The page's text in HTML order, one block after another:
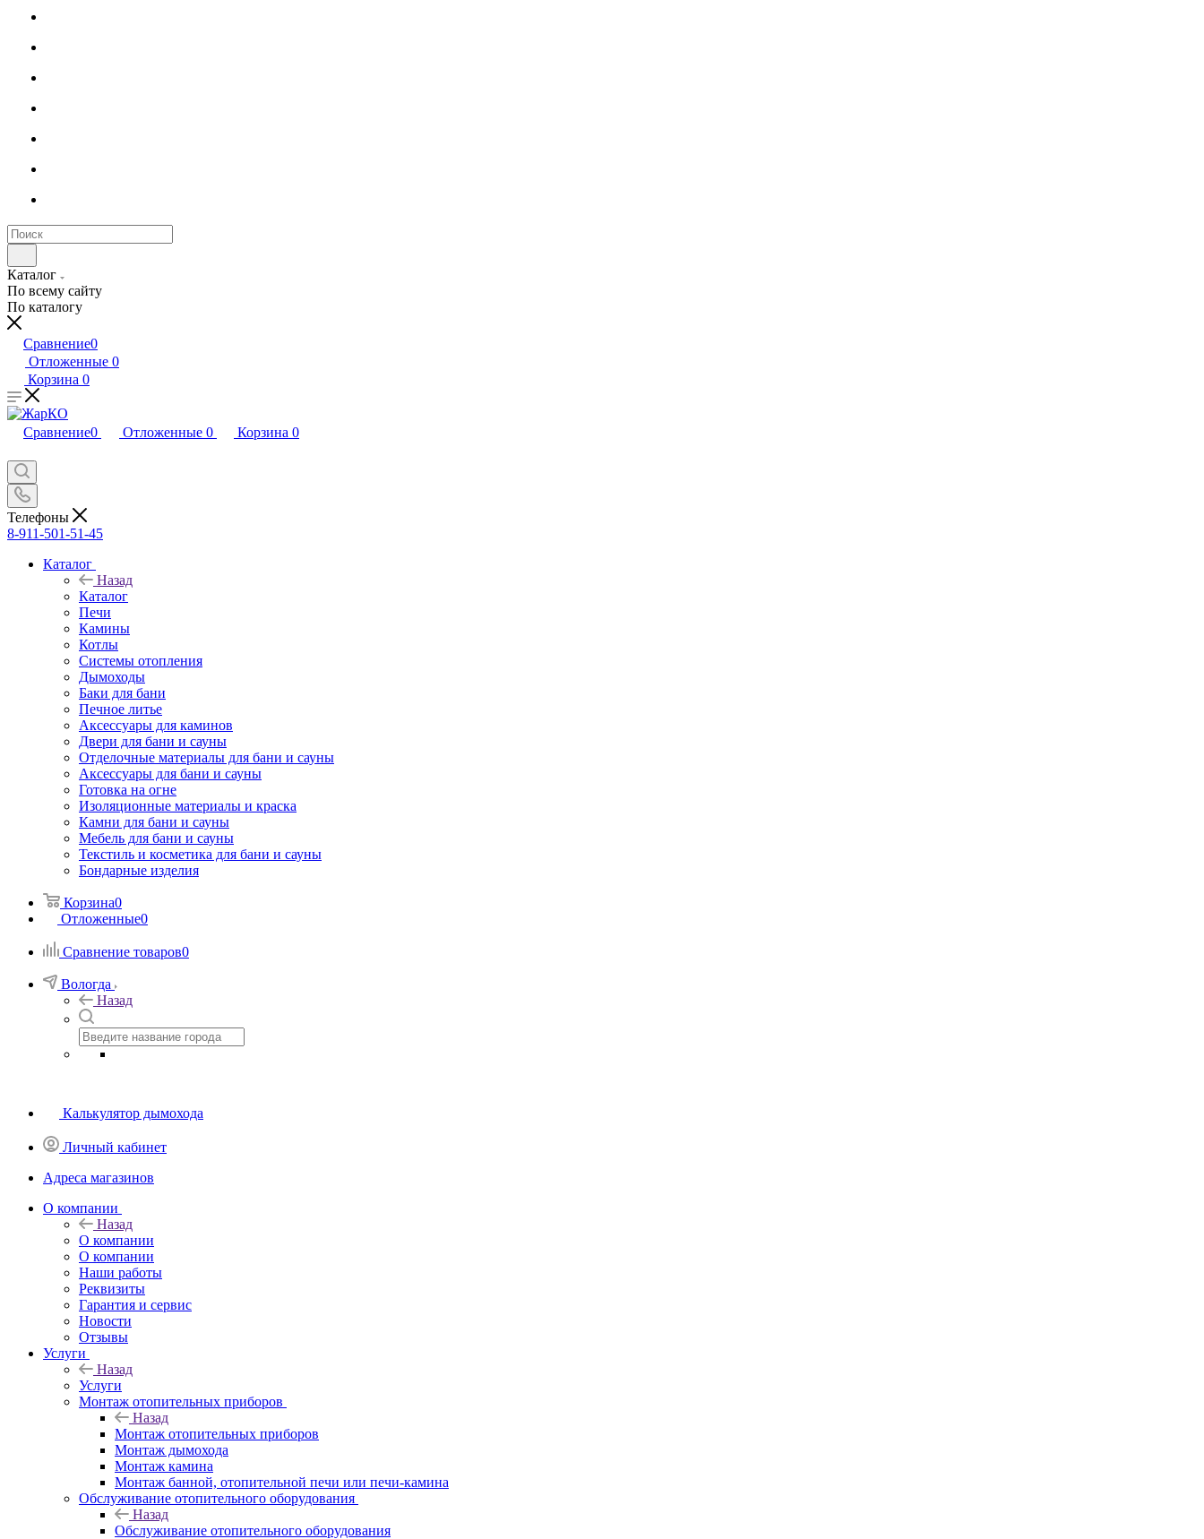
Каталог
По всему сайту
По каталогу
Сравнение0
Отложенные 0
Корзина 0
Сравнение0 Отложенные 0 Корзина 0
Телефоны
8-911-501-51-45
Каталог
Назад
Каталог
Печи
Камины
Котлы
Системы отопления
Дымоходы
Баки для бани
Печное литье
Аксессуары для каминов
Двери для бани и сауны
Отделочные материалы для бани и сауны
Аксессуары для бани и сауны
Готовка на огне
Изоляционные материалы и краска
Камни для бани и сауны
Мебель для бани и сауны
Текстиль и косметика для бани и сауны
Бондарные изделия
Корзина0
Отложенные0
Сравнение товаров0
Вологда
Назад
Калькулятор дымохода
Личный кабинет
Адреса магазинов
O компании
Назад
O компании
О компании
Наши работы
Реквизиты
Гарантия и сервис
Новости
Отзывы
Услуги
Назад
Услуги
Монтаж отопительных приборов
Назад
Монтаж отопительных приборов
Монтаж дымохода
Монтаж камина
Монтаж банной, отопительной печи или печи-камина
Обслуживание отопительного оборудования
Назад
Обслуживание отопительного оборудования